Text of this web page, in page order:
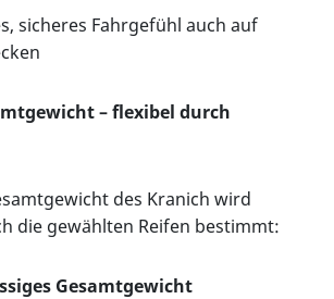
sicheres Fahrgefühl auch auf
– flexibel durch
des Kranich wird
die gewählten Reifen bestimmt:
Gesamtgewicht